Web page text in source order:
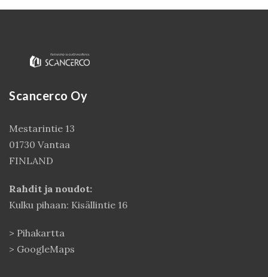
Scancerco Oy
Mestarintie 13
01730 Vantaa
FINLAND
Rahdit ja noudot:
Kulku pihaan: Kisällintie 16
> Pihakartta
> GoogleMaps